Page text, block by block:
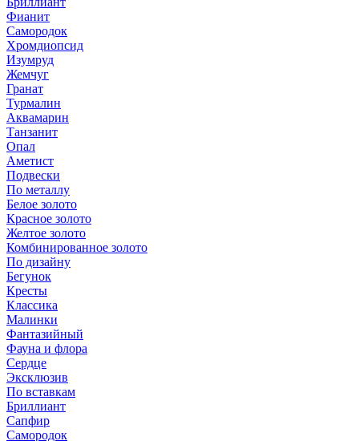
Фианит
Самородок
Хромдиопсид
Изумруд
Жемчуг
Гранат
Турмалин
Аквамарин
Танзанит
Опал
Аметист
Подвески
По металлу
Белое золото
Красное золото
Желтое золото
Комбинированное золото
По дизайну
Бегунок
Кресты
Классика
Малинки
Фантазийный
Фауна и флора
Сердце
Эксклюзив
По вставкам
Бриллиант
Сапфир
Самородок